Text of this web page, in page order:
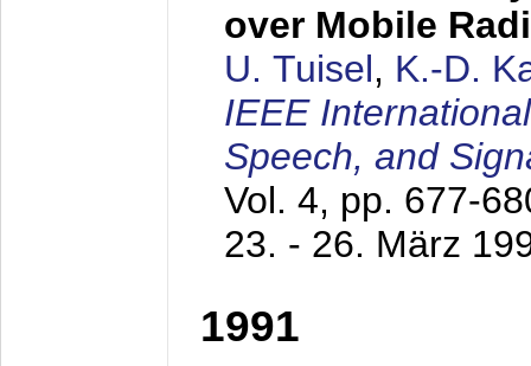
over Mobile
U. Tuisel, K.-D.
IEEE
Speech, and
Vol. 4, pp. 677-
23. - 26. März
1991